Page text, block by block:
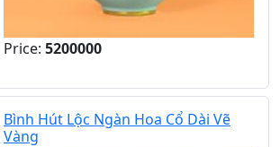
Price: 5200000
Bình Hút Lộc Ngàn Hoa Cổ Dài Vẽ
Vàng